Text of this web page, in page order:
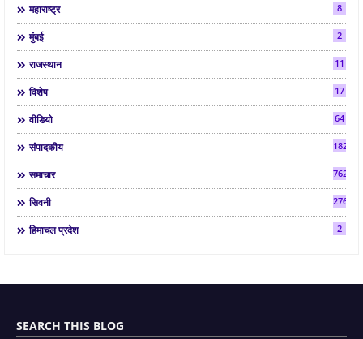
महाराष्ट्र 8
मुंबई 2
राजस्थान 11
विशेष 17
वीडियो 64
संपादकीय 182
समाचार 7624
सिवनी 2763
हिमाचल प्रदेश 2
SEARCH THIS BLOG